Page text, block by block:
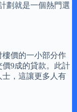
劃就是一個熱門選
價的一小部分作
9成的貸款。此計
，這讓更多人有